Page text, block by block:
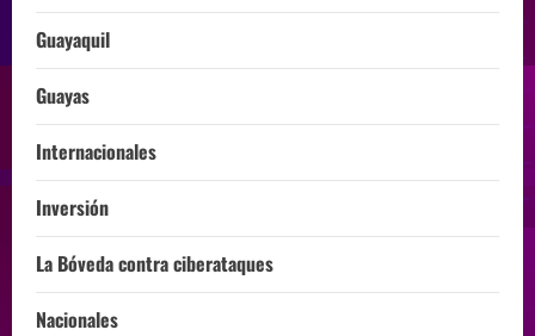
Guayaquil
Guayas
Internacionales
Inversión
La Bóveda contra ciberataques
Nacionales